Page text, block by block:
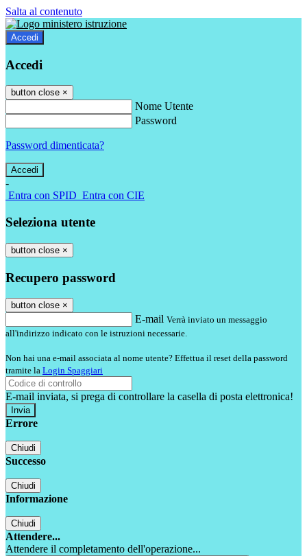
Salta al contenuto
Accedi
Accedi
button close ×
Nome Utente
Password
Password dimenticata?
-
Entra con SPID Entra con CIE
Seleziona utente
button close ×
Recupero password
button close ×
E-mail Verrà inviato un messaggio
all'indirizzo indicato con le istruzioni necessarie.
Non hai una e-mail associata al nome utente? Effettua il reset della password
tramite la Login Spaggiari
E-mail inviata, si prega di controllare la casella di posta elettronica!
Errore
Chiudi
Successo
Chiudi
Informazione
Chiudi
Attendere...
Attendere il completamento dell'operazione...